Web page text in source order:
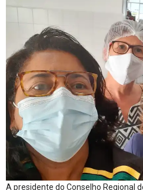
A presidente do Conselho Regional